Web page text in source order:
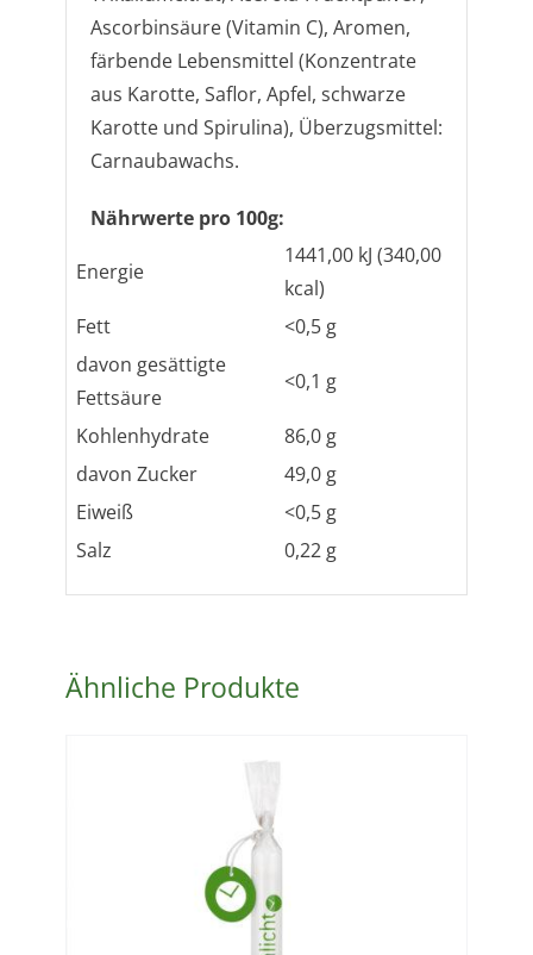
Ascorbinsäure (Vitamin C), Aromen,
färbende Lebensmittel (Konzentrate
aus Karotte, Saflor, Apfel, schwarze
Karotte und Spirulina), Überzugsmittel:
Carnaubawachs.
Nährwerte pro 100g:
Energie
1441,00 kJ (340,00
kcal)
Fett
<0,5 g
davon gesättigte
Fettsäure
<0,1 g
Kohlenhydrate
86,0 g
davon Zucker
49,0 g
Eiweiß
<0,5 g
Salz
0,22 g
Ähnliche Produkte